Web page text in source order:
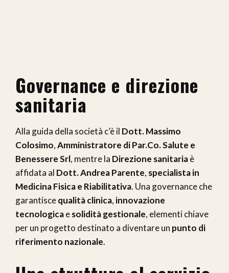
Governance e direzione
sanitaria
Alla guida della società c’è il Dott. Massimo
Colosimo,Amministratore di Par.Co. Salute e
Benessere Srl, mentre la Direzione sanitariaè
affidata al Dott. Andrea Parente, specialista in
Medicina Fisica e Riabilitativa. Una governance che
garantiscequalità clinica, innovazione
tecnologicaesolidità gestionale, elementi chiave
per un progetto destinato a diventare un punto di
riferimento nazionale.